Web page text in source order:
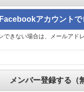
Facebookアカウントで
きない場合は、メールアド
メンバー登録する（